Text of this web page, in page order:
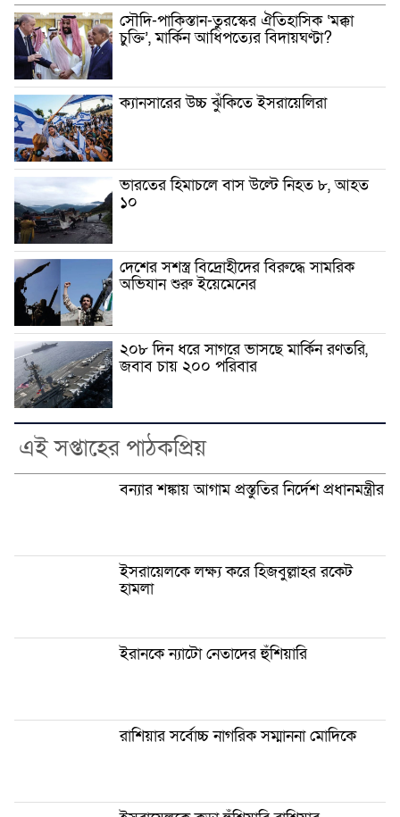
সৌদি-পাকিস্তান-তুরস্কের ঐতিহাসিক ‘মক্কা
চুক্তি’, মার্কিন আধিপত্যের বিদায়ঘণ্টা?
ক্যানসারের উচ্চ ঝুঁকিতে ইসরায়েলিরা
ভারতের হিমাচলে বাস উল্টে নিহত ৮, আহত
১০
দেশের সশস্ত্র বিদ্রোহীদের বিরুদ্ধে সামরিক
অভিযান শুরু ইয়েমেনের
২০৮ দিন ধরে সাগরে ভাসছে মার্কিন রণতরি,
জবাব চায় ২০০ পরিবার
এই সপ্তাহের পাঠকপ্রিয়
বন্যার শঙ্কায় আগাম প্রস্তুতির নির্দেশ প্রধানমন্ত্রীর
ইসরায়েলকে লক্ষ্য করে হিজবুল্লাহর রকেট
হামলা
ইরানকে ন্যাটো নেতাদের হুঁশিয়ারি
রাশিয়ার সর্বোচ্চ নাগরিক সম্মাননা মোদিকে